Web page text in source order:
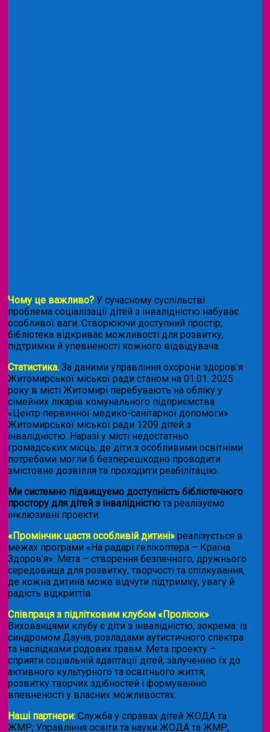
Чому це важливо? У сучасному суспільстві
проблема соціалізації дітей з інвалідністю набуває
особливої ваги. Створюючи доступний простір,
бібліотека відкриває можливості для розвитку,
підтримки й упевненості кожного відвідувача.
Статистика. За даними управління охорони здоров’я
Житомирської міської ради станом на 01.01. 2025
року в місті Житомирі перебувають на обліку у
сімейних лікарів комунального підприємства
«Центр первинної медико-санітарної допомоги»
Житомирської міської ради 1209 дітей з
інвалідністю. Наразі у місті недостатньо
громадських місць, де діти з особливими освітніми
потребами могли б безперешкодно проводити
змістовне дозвілля та проходити реабілітацію.
Ми системно підвищуємо доступність бібліотечного
простору для дітей з інвалідністю та реалізуємо
інклюзивні проекти:
«Промінчик щастя особливій дитині» реалізується в
межах програми «На радарі гелікоптера – Країна
Здоров’я». Мета – створення безпечного, дружнього
середовища для розвитку, творчості та спілкування,
де кожна дитина може відчути підтримку, увагу й
радість відкриттів.
Співпраця з підлітковим клубом «Пролісок».
Вихованцями клубу є діти з інвалідністю, зокрема: із
синдромом Дауна, розладами аутистичного спектра
та наслідками родових травм. Мета проекту –
сприяти соціальній адаптації дітей, залученню їх до
активного культурного та освітнього життя,
розвитку творчих здібностей і формуванню
впевненості у власних можливостях.
Наші партнери: Служба у справах дітей ЖОДА та
ЖМР; Управління освіти та науки ЖОДА та ЖМР;